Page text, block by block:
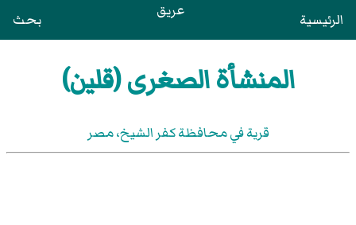
الرئيسية عريق بحث
المنشأة الصغرى (قلين)
قرية في محافظة كفر الشيخ‏، مصر